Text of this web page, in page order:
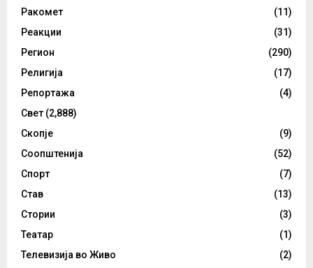
Ракомет
(11)
Реакции
(31)
Регион
(290)
Религија
(17)
Репортажа
(4)
Свет (2,888)
Скопје
(9)
Соопштенија
(52)
Спорт
(7)
Став
(13)
Стории
(3)
Театар
(1)
Телевизија во Живо
(2)